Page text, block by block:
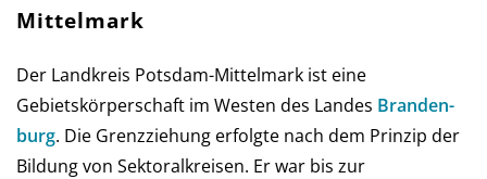
Mittelmark
Der Landkreis Potsdam-Mittelmark ist eine
Gebietskörperschaft im Westen des Landes Bran­den­
burg. Die Grenzziehung erfolgte nach dem Prinzip der
Bildung von Sektoralkreisen. Er war bis zur